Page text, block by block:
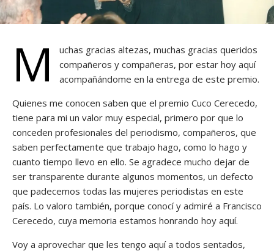
M
uchas gracias altezas, muchas gracias queridos
compañeros y compañeras, por estar hoy aquí
acompañándome en la entrega de este premio.
Quienes me conocen saben que el premio Cuco Cerecedo,
tiene para mi un valor muy especial, primero por que lo
conceden profesionales del periodismo, compañeros, que
saben perfectamente que trabajo hago, como lo hago y
cuanto tiempo llevo en ello. Se agradece mucho dejar de
ser transparente durante algunos momentos, un defecto
que padecemos todas las mujeres periodistas en este
país. Lo valoro también, porque conocí y admiré a Francisco
Cerecedo, cuya memoria estamos honrando hoy aquí.
Voy a aprovechar que les tengo aquí a todos sentados,